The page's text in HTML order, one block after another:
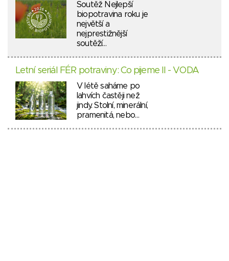
Soutěž Nejlepší
biopotravina roku je
největší a
nejprestižnější
soutěží…
Letní seriál FÉR potraviny: Co pijeme II - VODA
V létě saháme po
lahvích častěji než
jindy. Stolní, minerální,
pramenitá, nebo…